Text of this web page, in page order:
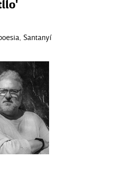
Santanyí